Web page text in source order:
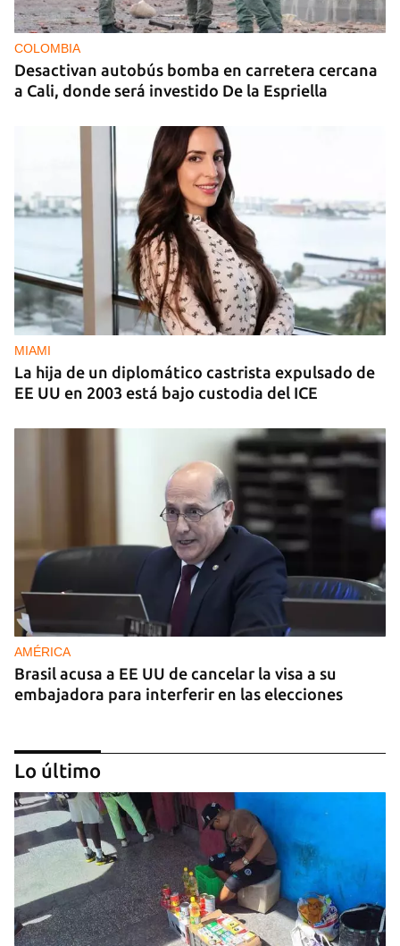
INICIAR SESIÓN CANCELAR
COLOMBIA
Desactivan autobús bomba en carretera cercana
a Cali, donde será investido De la Espriella
MIAMI
La hija de un diplomático castrista expulsado de
EE UU en 2003 está bajo custodia del ICE
AMÉRICA
Brasil acusa a EE UU de cancelar la visa a su
embajadora para interferir en las elecciones
Lo último